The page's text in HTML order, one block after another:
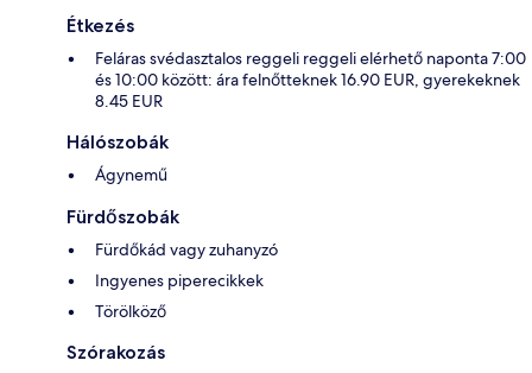
Étkezés
Feláras svédasztalos reggeli reggeli elérhető naponta 7:00
és 10:00 között: ára felnőtteknek 16.90 EUR, gyerekeknek
8.45 EUR
Hálószobák
Ágynemű
Fürdőszobák
Fürdőkád vagy zuhanyzó
Ingyenes piperecikkek
Törölköző
Szórakozás